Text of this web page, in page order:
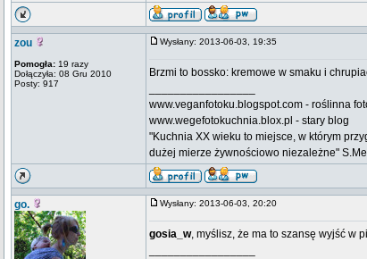
zou
Pomogła: 19 razy
Dołączyła: 08 Gru 2010
Posty: 917
Wysłany: 2013-06-03, 19:35
Brzmi to bossko: kremowe w smaku i
www.veganfotoku.blogspot.com - roślinna
www.wegefotokuchnia.blox.pl - stary blog
"Kuchnia XX wieku to miejsce, w którym
dużej mierze żywnościowo niezależne"
go. Wysłany: 2013-06-03, 20:20
gosia_w, myślisz, że ma to szansę wyjść w